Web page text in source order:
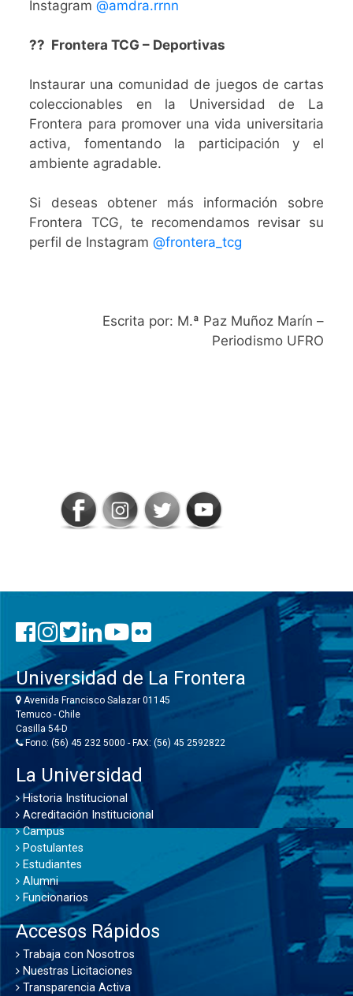
Instagram@amdra.rrnn
?? Frontera TCG – Deportivas
Instaurar una comunidad de juegos de cartas
coleccionables en la Universidad de La
Frontera para promover una vida universitaria
activa, fomentando la participación y el
ambiente agradable.
Si deseas obtener más información sobre
Frontera TCG, te recomendamos revisar su
perfil de Instagram@frontera_tcg
Escrita por: M.ª Paz Muñoz Marín –
Periodismo UFRO
Universidad de La Frontera
Avenida Francisco Salazar 01145
Temuco - Chile
Casilla 54-D
Fono: (56) 45 232 5000 - FAX: (56) 45 2592822
La Universidad
Historia Institucional
Acreditación Institucional
Campus
Postulantes
Estudiantes
Alumni
Funcionarios
Accesos Rápidos
Trabaja con Nosotros
Nuestras Licitaciones
Transparencia Activa